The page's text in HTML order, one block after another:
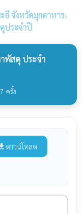
อี จังหวัดมุกดาหาร›
ประจำปี
พัสดุ ประจำ
ครั้ง
ดาวน์โหลด